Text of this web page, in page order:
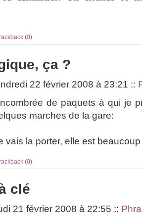
(0)
ça ?
22 février 2008 à 23:21 ::
de paquets à qui je
marches de la gare:
la porter, elle est
(0)
clé
21 février 2008 à 22:55 ::